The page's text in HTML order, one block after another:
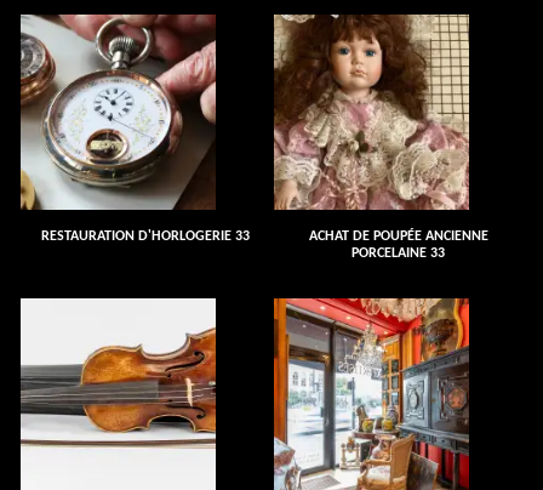
RESTAURATION D'HORLOGERIE 33
ACHAT DE POUPÉE ANCIENNE
PORCELAINE 33